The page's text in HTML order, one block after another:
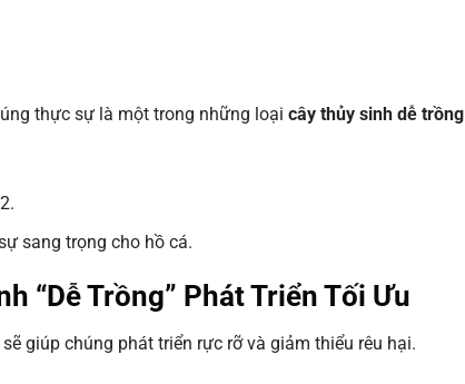
thực sự là một trong những loại cây thủy sinh dễ trồng
sang trọng cho hồ cá.
“Dễ Trồng” Phát Triển Tối Ưu
giúp chúng phát triển rực rỡ và giảm thiểu rêu hại.